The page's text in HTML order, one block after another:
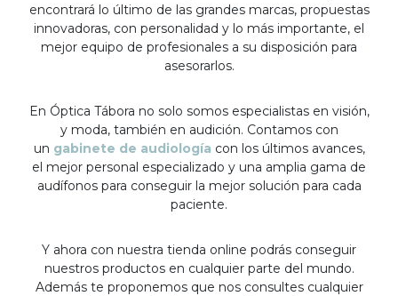
encontrará lo último de las grandes marcas, propuestas
innovadoras, con personalidad y lo más importante, el
mejor equipo de profesionales a su disposición para
asesorarlos.
En Óptica Tábora no solo somos especialistas en visión,
y moda, también en audición. Contamos con
un gabinete de audiología con los últimos avances,
el mejor personal especializado y una amplia gama de
audífonos para conseguir la mejor solución para cada
paciente.
Y ahora con nuestra tienda online podrás conseguir
nuestros productos en cualquier parte del mundo.
Además te proponemos que nos consultes cualquier